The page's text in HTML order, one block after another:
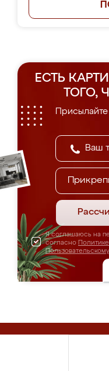
ЕСТЬ
ТОГО,
Я соглашаюсь на
согласно